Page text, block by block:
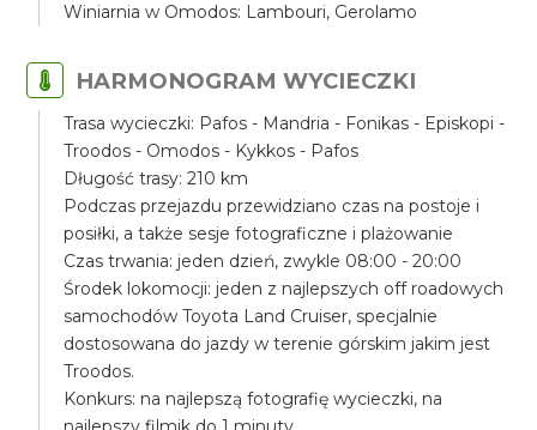
Winiarnia w Omodos: Lambouri, Gerolamo
HARMONOGRAM WYCIECZKI
Trasa wycieczki: Pafos - Mandria - Fonikas - Episkopi -
Troodos - Omodos - Kykkos - Pafos
Długość trasy: 210 km
Podczas przejazdu przewidziano czas na postoje i
posiłki, a także sesje fotograficzne i plażowanie
Czas trwania: jeden dzień, zwykle 08:00 - 20:00
Środek lokomocji: jeden z najlepszych off roadowych
samochodów Toyota Land Cruiser, specjalnie
dostosowana do jazdy w terenie górskim jakim jest
Troodos.
Konkurs: na najlepszą fotografię wycieczki, na